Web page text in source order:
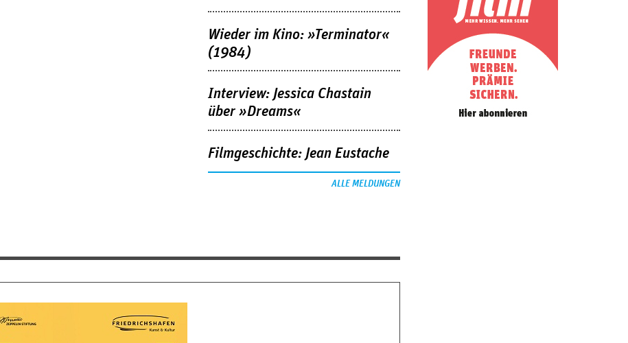
Wieder im Kino: »Terminator«
(1984)
Interview: Jessica Chastain
über »Dreams«
Filmgeschichte: Jean Eustache
ALLE MELDUNGEN